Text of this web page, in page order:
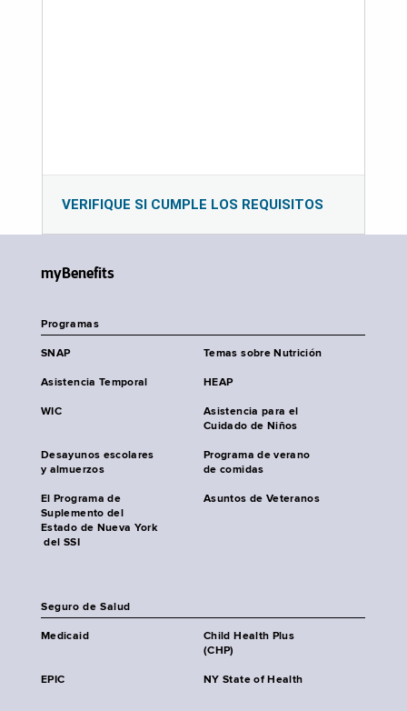
VERIFIQUE SI CUMPLE LOS REQUISITOS
myBenefits
Programas
SNAP Temas sobre Nutrición
Asistencia Temporal HEAP
WIC
Asistencia para el
Cuidado de Niños
Desayunos escolares
y almuerzos
Programa de verano
de comidas
El Programa de
Suplemento del
Estado de Nueva York
del SSI
Asuntos de Veteranos
Seguro de Salud
Medicaid
Child Health Plus
(CHP)
EPIC NY State of Health